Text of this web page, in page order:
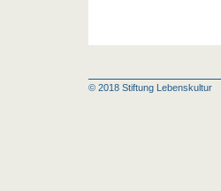
© 2018 Stiftung Lebenskultur